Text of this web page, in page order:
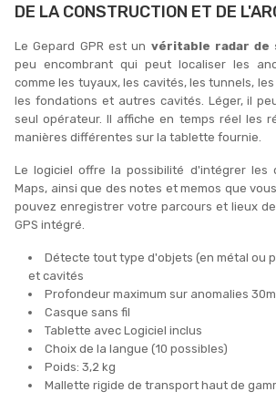
DE LA CONSTRUCTION ET DE
Le Gepard GPR est un véritable radar de
peu encombrant qui peut localiser les
comme les tuyaux, les cavités, les tunnels,
les fondations et autres cavités. Léger, il
seul opérateur. Il affiche en temps réel les
manières différentes sur la tablette fournie.
Le logiciel offre la possibilité d'intégrer les
Maps, ainsi que des notes et memos que
pouvez enregistrer votre parcours et lieux
GPS intégré.
Détecte tout type d'objets (en métal ou
et cavités
Profondeur maximum sur anomalies 30m
Casque sans fil
Tablette avec Logiciel inclus
Choix de la langue (10 possibles)
Poids: 3,2 kg
Mallette rigide de transport haut de